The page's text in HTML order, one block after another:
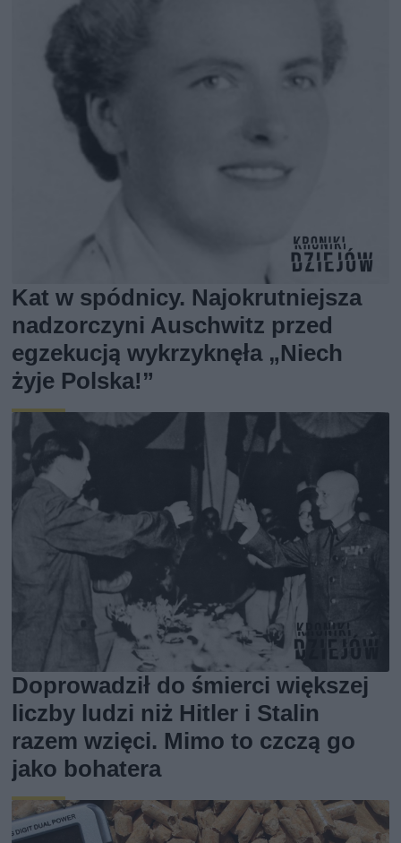
Kat w spódnicy. Najokrutniejsza
nadzorczyni Auschwitz przed
egzekucją wykrzyknęła „Niech
żyje Polska!”
Doprowadził do śmierci większej
liczby ludzi niż Hitler i Stalin
razem wzięci. Mimo to czczą go
jako bohatera